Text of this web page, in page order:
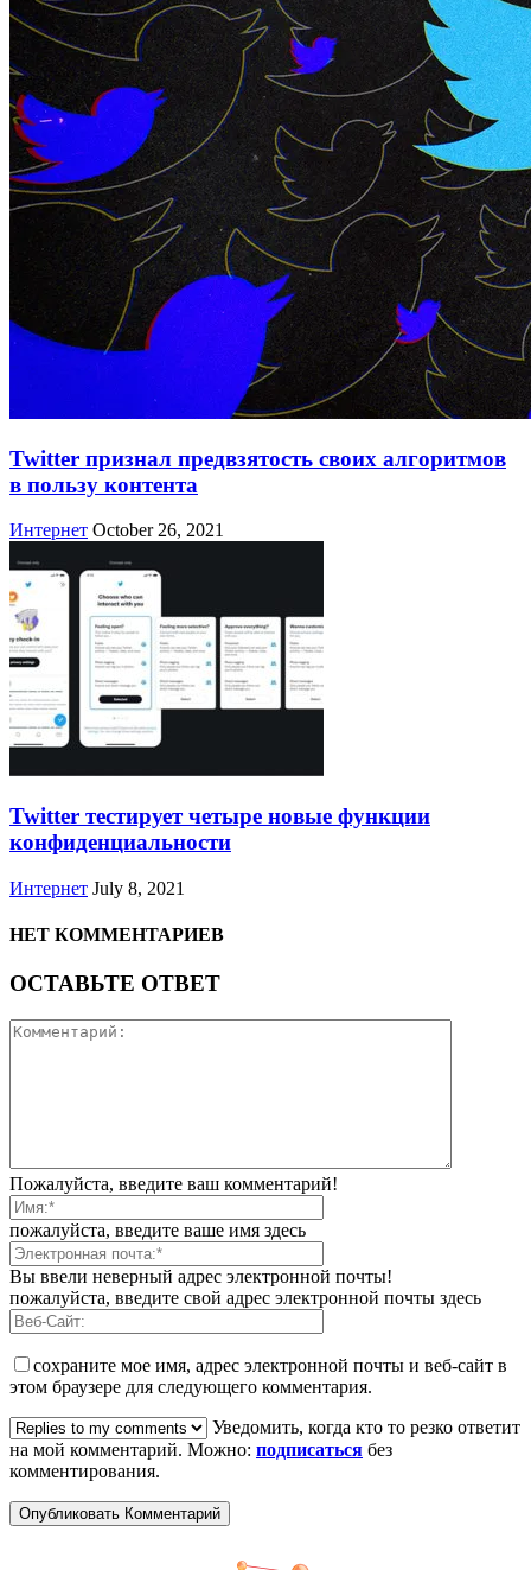
Twitter признал предвзятость своих алгоритмов
в пользу контента
Интернет October 26, 2021
Twitter тестирует четыре новые функции
конфиденциальности
Интернет July 8, 2021
НЕТ КОММЕНТАРИЕВ
ОСТАВЬТЕ ОТВЕТ
Пожалуйста, введите ваш комментарий!
пожалуйста, введите ваше имя здесь
Вы ввели неверный адрес электронной почты!
пожалуйста, введите свой адрес электронной почты здесь
сохраните мое имя, адрес электронной почты и веб-сайт в
этом браузере для следующего комментария.
Уведомить, когда кто то резко ответит
на мой комментарий. Можно: подписаться без
комментирования.